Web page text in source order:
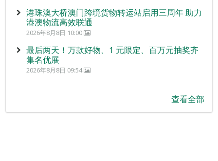
港珠澳大桥澳门跨境货物转运站启用三周年 助力
港澳物流高效联通
2026年8月8日 10:00
最后两天！万款好物、1 元限定、百万元抽奖齐
集名优展
2026年8月8日 09:54
查看全部